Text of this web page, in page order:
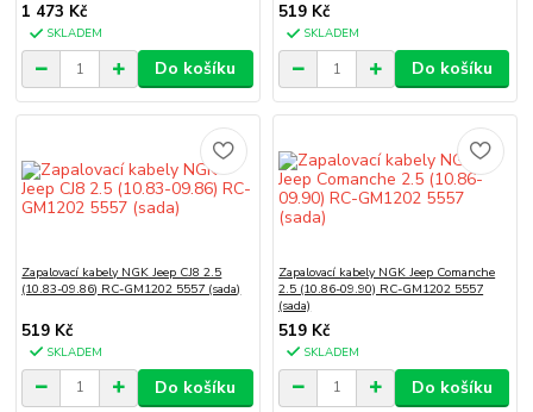
1 473 Kč
SKLADEM
Do košíku
519 Kč
SKLADEM
Do košíku
Zapalovací kabely NGK Jeep CJ8 2.5
(10.83-09.86) RC-GM1202 5557 (sada)
519 Kč
SKLADEM
Do košíku
Zapalovací kabely NGK Jeep Comanche
2.5 (10.86-09.90) RC-GM1202 5557
(sada)
519 Kč
SKLADEM
Do košíku